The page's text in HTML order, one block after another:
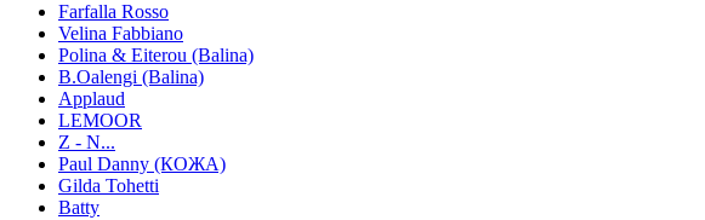
Farfalla Rosso
Velina Fabbiano
Polina & Eiterou (Balina)
B.Oalengi (Balina)
Applaud
LEMOOR
Z - N...
Paul Danny (КОЖА)
Gilda Tohetti
Batty